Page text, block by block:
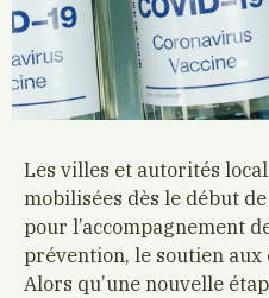
Les villes et autorités
mobilisées dès le début
pour l’accompagnement
prévention, le soutien
Alors qu’une nouvelle